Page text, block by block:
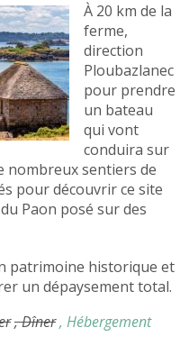
À 20 km de la
ferme,
direction
Ploubazlanec
pour prendre
un bateau
qui vont
conduira sur
nombreux sentiers de
pour découvrir ce site
Paon posé sur des
patrimoine historique et
un dépaysement total.
, Dîner, Hébergement